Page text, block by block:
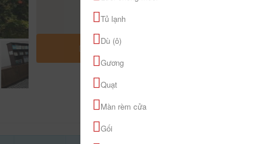
MỞ RỘNG BẢN ĐỒ
Tủ lạnh
Dù (ô)
Gương
Quạt
Màn rèm cửa
Gối